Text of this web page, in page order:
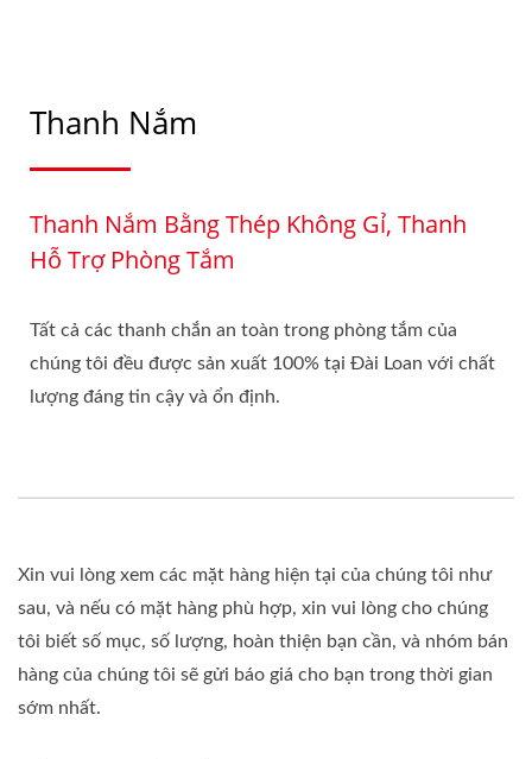
Thanh Nắm
Thanh Nắm Bằng Thép Không Gỉ, Thanh
Hỗ Trợ Phòng Tắm
Tất cả các thanh chắn an toàn trong phòng tắm của
chúng tôi đều được sản xuất 100% tại Đài Loan với chất
lượng đáng tin cậy và ổn định.
Xin vui lòng xem các mặt hàng hiện tại của chúng tôi như
sau, và nếu có mặt hàng phù hợp, xin vui lòng cho chúng
tôi biết số mục, số lượng, hoàn thiện bạn cần, và nhóm bán
hàng của chúng tôi sẽ gửi báo giá cho bạn trong thời gian
sớm nhất.